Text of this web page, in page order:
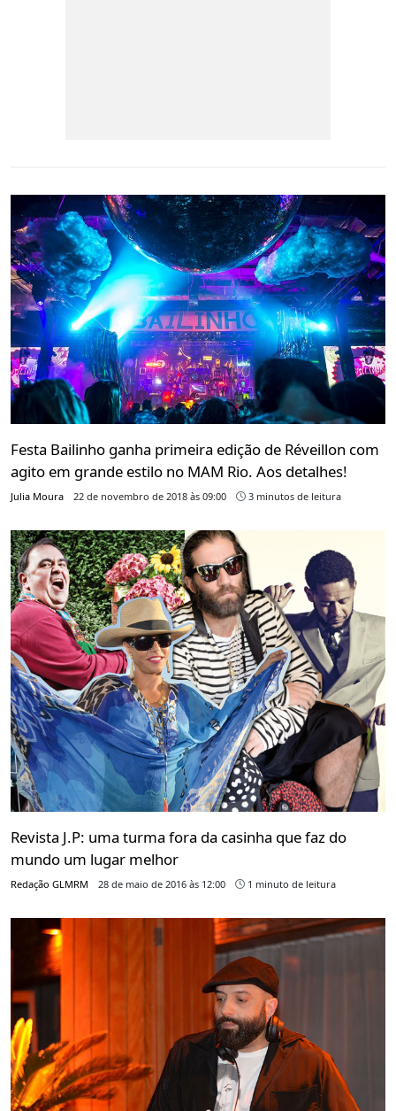
Festa Bailinho ganha primeira edição de Réveillon com
agito em grande estilo no MAM Rio. Aos detalhes!
Julia Moura 22 de novembro de 2018 às 09:00 3 minutos de leitura
Revista J.P: uma turma fora da casinha que faz do
mundo um lugar melhor
Redação GLMRM 28 de maio de 2016 às 12:00 1 minuto de leitura